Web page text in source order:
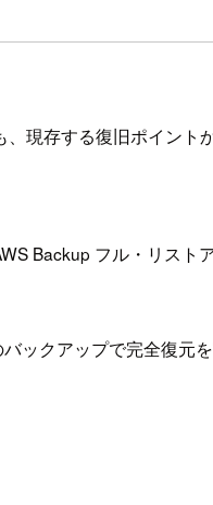
現存する復旧ポイント
Backup フル・リスト
ックアップで完全復元を